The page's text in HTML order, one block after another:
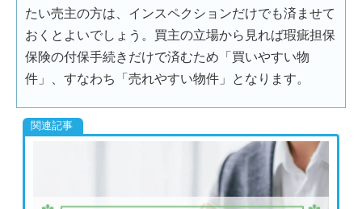
たい売主の方は、インスペクションだけでも済ませて
おくとよいでしょう。買主の立場から見れば瑕疵担保
保険の付保手続きだけで済むため「買いやすい物
件」、すなわち「売れやすい物件」となります。